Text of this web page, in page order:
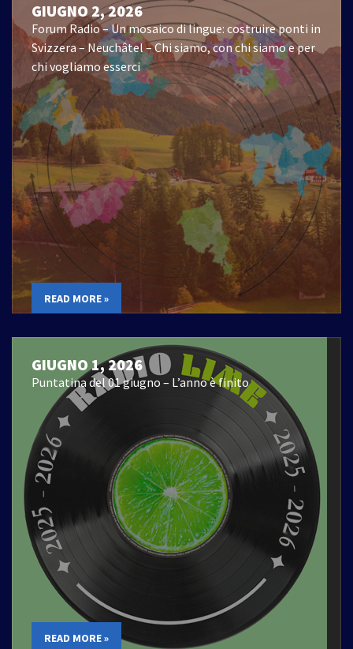
GIUGNO 2, 2026
Forum Radio – Un mosaico di lingue: costruire ponti in
Svizzera – Neuchâtel – Chi siamo, con chi siamo e per
chi vogliamo esserci
READ MORE »
GIUGNO 1, 2026
Puntatina del 01 giugno – L’anno è finito
READ MORE »